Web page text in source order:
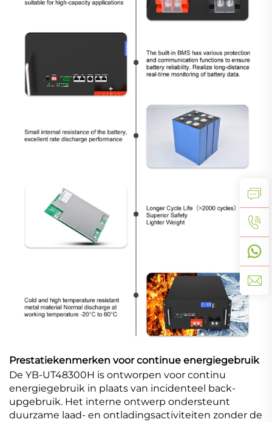
Prestatiekenmerken voor continue energiegebruik
De YB-UT48300H is ontworpen voor continu
energiegebruik in plaats van incidenteel back-
upgebruik. Het interne ontwerp ondersteunt
duurzame laad- en ontladingsactiviteiten zonder de